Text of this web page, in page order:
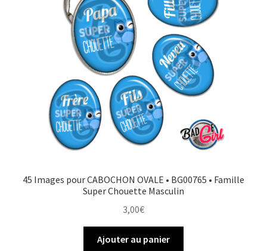
Wishlist
Politique de Confidentialité
Validation de la commande
45 Images pour CABOCHON OVALE • BG00765 • Famille
Super Chouette Masculin
3,00€
Ajouter au panier